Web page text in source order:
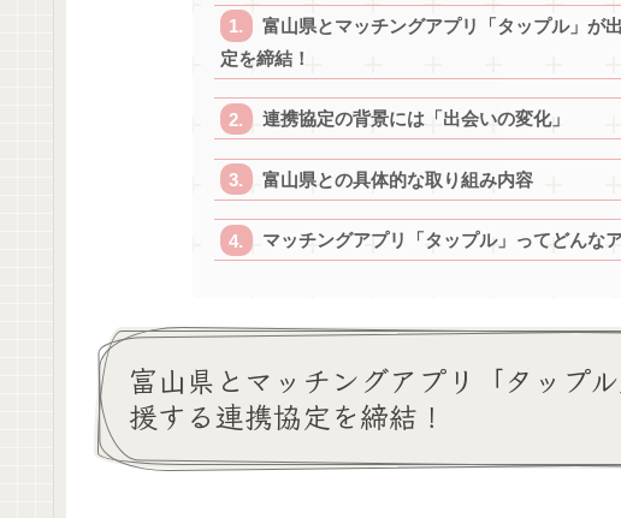
富山県とマッチングアプリ「タップル」が
定を締結！
連携協定の背景には「出会いの変化」
富山県との具体的な取り組み内容
マッチングアプリ「タップル」ってどんな
富山県とマッチングアプリ「タップ
援する連携協定を締結！